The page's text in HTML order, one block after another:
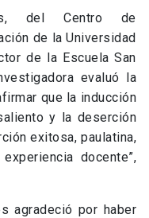
del Centro de
de la Universidad
de la Escuela San
evaluó la
que la inducción
y la deserción
exitosa, paulatina,
docente”,
agradeció por haber